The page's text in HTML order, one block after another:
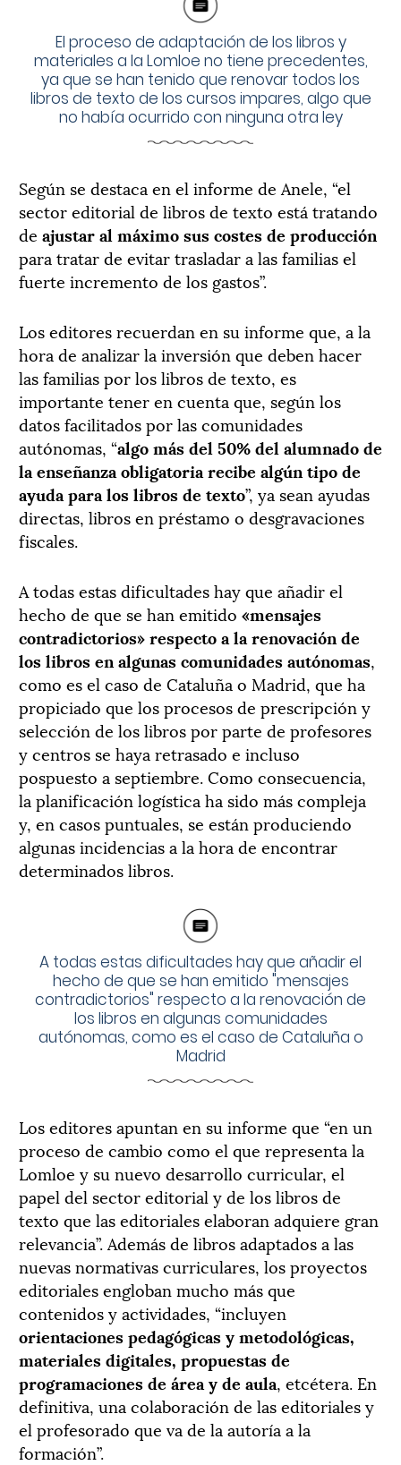
El proceso de adaptación de los libros y
materiales a la Lomloe no tiene precedentes,
ya que se han tenido que renovar todos los
libros de texto de los cursos impares, algo que
no había ocurrido con ninguna otra ley
Según se destaca en el informe de Anele, “el
sector editorial de libros de texto está tratando
de ajustar al máximo sus costes de producción
para tratar de evitar trasladar a las familias el
fuerte incremento de los gastos”.
Los editores recuerdan en su informe que, a la
hora de analizar la inversión que deben hacer
las familias por los libros de texto, es
importante tener en cuenta que, según los
datos facilitados por las comunidades
autónomas, “algo más del 50% del alumnado de
la enseñanza obligatoria recibe algún tipo de
ayuda para los libros de texto”, ya sean ayudas
directas, libros en préstamo o desgravaciones
fiscales.
A todas estas dificultades hay que añadir el
hecho de que se han emitido «mensajes
contradictorios» respecto a la renovación de
los libros en algunas comunidades autónomas,
como es el caso de Cataluña o Madrid, que ha
propiciado que los procesos de prescripción y
selección de los libros por parte de profesores
y centros se haya retrasado e incluso
pospuesto a septiembre. Como consecuencia,
la planificación logística ha sido más compleja
y, en casos puntuales, se están produciendo
algunas incidencias a la hora de encontrar
determinados libros.
A todas estas dificultades hay que añadir el
hecho de que se han emitido "mensajes
contradictorios" respecto a la renovación de
los libros en algunas comunidades
autónomas, como es el caso de Cataluña o
Madrid
Los editores apuntan en su informe que “en un
proceso de cambio como el que representa la
Lomloe y su nuevo desarrollo curricular, el
papel del sector editorial y de los libros de
texto que las editoriales elaboran adquiere gran
relevancia”. Además de libros adaptados a las
nuevas normativas curriculares, los proyectos
editoriales engloban mucho más que
contenidos y actividades, “incluyen
orientaciones pedagógicas y metodológicas,
materiales digitales, propuestas de
programaciones de área y de aula, etcétera. En
definitiva, una colaboración de las editoriales y
el profesorado que va de la autoría a la
formación”.